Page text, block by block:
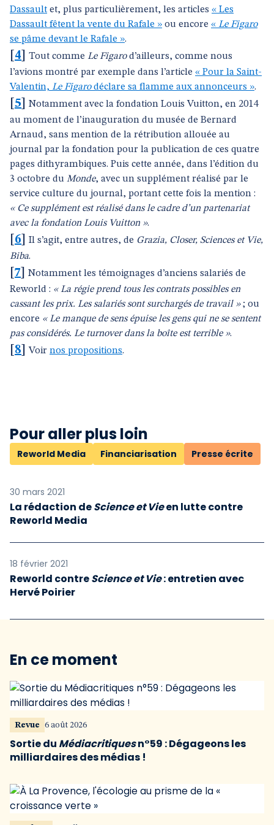
Dassault et, plus particulièrement, les articles « Les
Dassault fêtent la vente du Rafale » ou encore « Le Figaro
se pâme devant le Rafale ».
4 Tout comme Le Figarod’ailleurs, comme nous
l’avions montré par exemple dans l’article « Pour la Saint-
Valentin, Le Figarodéclare sa flamme aux annonceurs ».
5
Notamment avec la fondation Louis Vuitton, en 2014
au moment de l’inauguration du musée de Bernard
Arnaud, sans mention de la rétribution allouée au
journal par la fondation pour la publication de ces quatre
pages dithyrambiques. Puis cette année, dans l’édition du
3 octobre du Monde, avec un supplément réalisé par le
service culture du journal, portant cette fois la mention :
« Ce supplément est réalisé dans le cadre d’un partenariat
avec la fondation Louis Vuitton ».
6 Il s’agit, entre autres, de Grazia, Closer, Sciences et Vie,
Biba.
7
Notamment les témoignages d’anciens salariés de
Reworld : « La régie prend tous les contrats possibles en
cassant les prix. Les salariés sont surchargés de travail »; ou
encore « Le manque de sens épuise les gens qui ne se sentent
pas considérés. Le turnover dans la boîte est terrible ».
8 ]Voir nos propositions.
Pour aller plus loin
Reworld Media Financiarisation Presse écrite
30 mars 2021
La rédaction deScience et Vieen lutte contre
Reworld Media
18 février 2021
Reworld contreScience et Vie: entretien avec
Hervé Poirier
En ce moment
Revue 6 août 2026
Sortie du Médiacritiquesn°59 : Dégageons les
milliardaires des médias !